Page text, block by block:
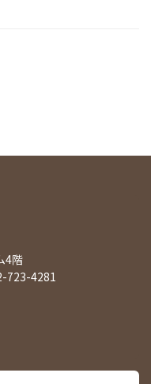
4階
723-4281